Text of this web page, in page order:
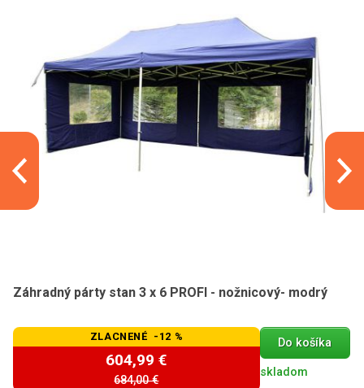
Záhradný párty stan 3 x 6 PROFI - nožnicový- modrý
ZLACNENÉ -12 %
604,99 €
684,00 €
Do košíka
skladom